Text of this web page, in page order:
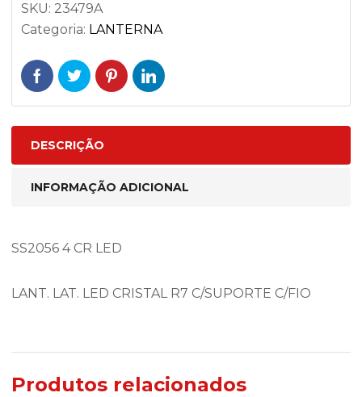
SKU: 23479A
Categoria: LANTERNA
DESCRIÇÃO
INFORMAÇÃO ADICIONAL
SS2056 4 CR LED
LANT. LAT. LED CRISTAL R7 C/SUPORTE C/FIO
Produtos relacionados